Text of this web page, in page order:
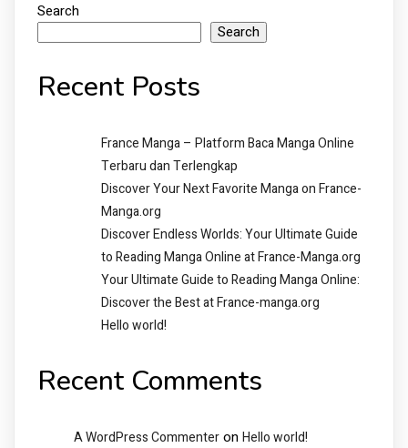
Search
Search
Recent Posts
France Manga – Platform Baca Manga Online
Terbaru dan Terlengkap
Discover Your Next Favorite Manga on France-
Manga.org
Discover Endless Worlds: Your Ultimate Guide
to Reading Manga Online at France-Manga.org
Your Ultimate Guide to Reading Manga Online:
Discover the Best at France-manga.org
Hello world!
Recent Comments
A WordPress CommenteronHello world!